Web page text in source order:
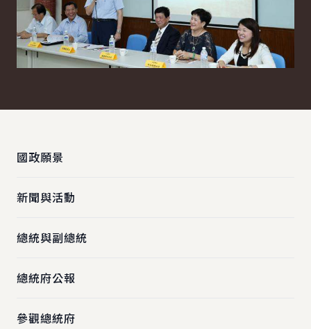
國政願景
新聞與活動
總統與副總統
總統府公報
參觀總統府